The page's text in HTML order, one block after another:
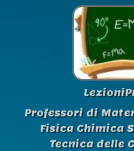
Professori di
Fisica Chimica
Tecnica delle